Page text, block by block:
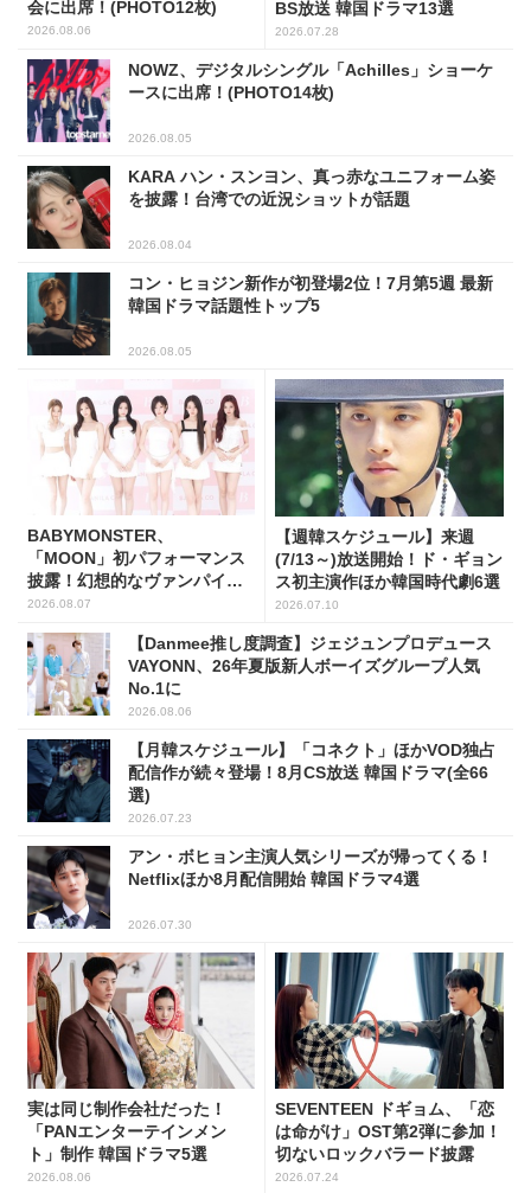
会に出席！(PHOTO12枚)
2026.08.06
BS放送 韓国ドラマ13選
2026.07.28
NOWZ、デジタルシングル「Achilles」ショーケ
ースに出席！(PHOTO14枚)
2026.08.05
KARA ハン・スンヨン、真っ赤なユニフォーム姿
を披露！台湾での近況ショットが話題
2026.08.04
コン・ヒョジン新作が初登場2位！7月第5週 最新
韓国ドラマ話題性トップ5
2026.08.05
BABYMONSTER、
「MOON」初パフォーマンス
披露！幻想的なヴァンパイア
の世界観を表現
2026.08.07
【週韓スケジュール】来週
(7/13～)放送開始！ド・ギョン
ス初主演作ほか韓国時代劇6選
2026.07.10
【Danmee推し度調査】ジェジュンプロデュース
VAYONN、26年夏版新人ボーイズグループ人気
No.1に
2026.08.06
【月韓スケジュール】「コネクト」ほかVOD独占
配信作が続々登場！8月CS放送 韓国ドラマ(全66
選)
2026.07.23
アン・ボヒョン主演人気シリーズが帰ってくる！
Netflixほか8月配信開始 韓国ドラマ4選
2026.07.30
実は同じ制作会社だった！
「PANエンターテインメン
ト」制作 韓国ドラマ5選
2026.08.06
SEVENTEEN ドギョム、「恋
は命がけ」OST第2弾に参加！
切ないロックバラード披露
2026.07.24